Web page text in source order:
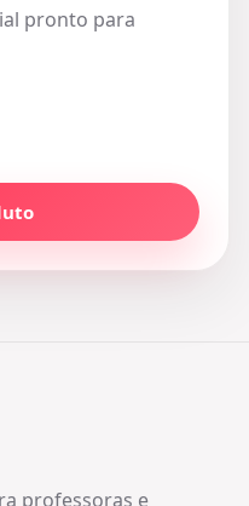
pronto para
professoras e